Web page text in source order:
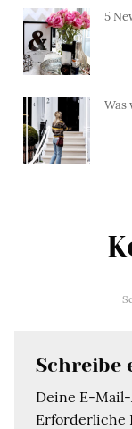
5
Was
Schreibe
Deine E-
Erforderliche